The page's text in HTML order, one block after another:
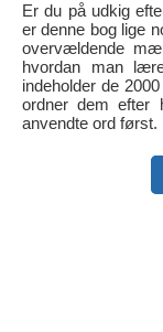
Er du på udkig
er denne bog lige
overvældende
hvordan man
indeholder de
ordner dem
anvendte ord først.